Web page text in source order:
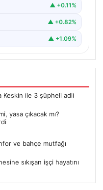
▲ +0.11%
▲ +0.82%
▲ +1.09%
Keskin ile 3 şüpheli adli
yasa çıkacak mı?
ve bahçe mutfağı
sıkışan işçi hayatını